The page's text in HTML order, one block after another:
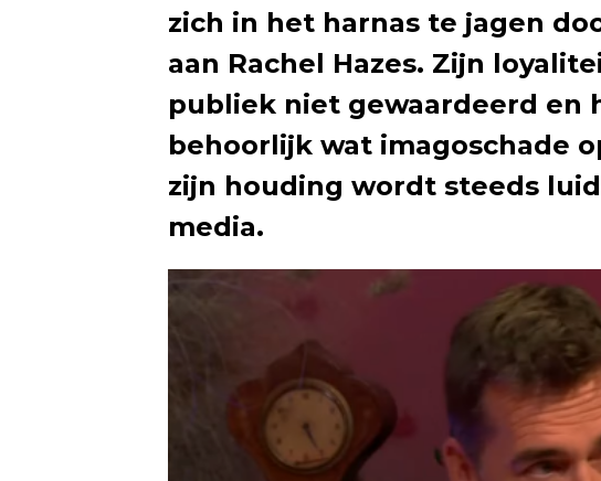
zich in het harnas te jagen
aan Rachel Hazes. Zijn
publiek niet gewaardeerd en
behoorlijk wat imagoschade
zijn houding wordt steeds
media.